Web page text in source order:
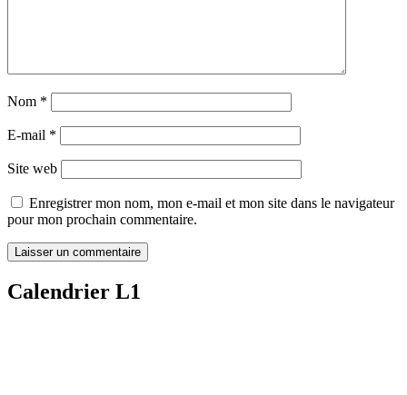
Nom *
E-mail *
Site web
Enregistrer mon nom, mon e-mail et mon site dans le navigateur
pour mon prochain commentaire.
Calendrier L1